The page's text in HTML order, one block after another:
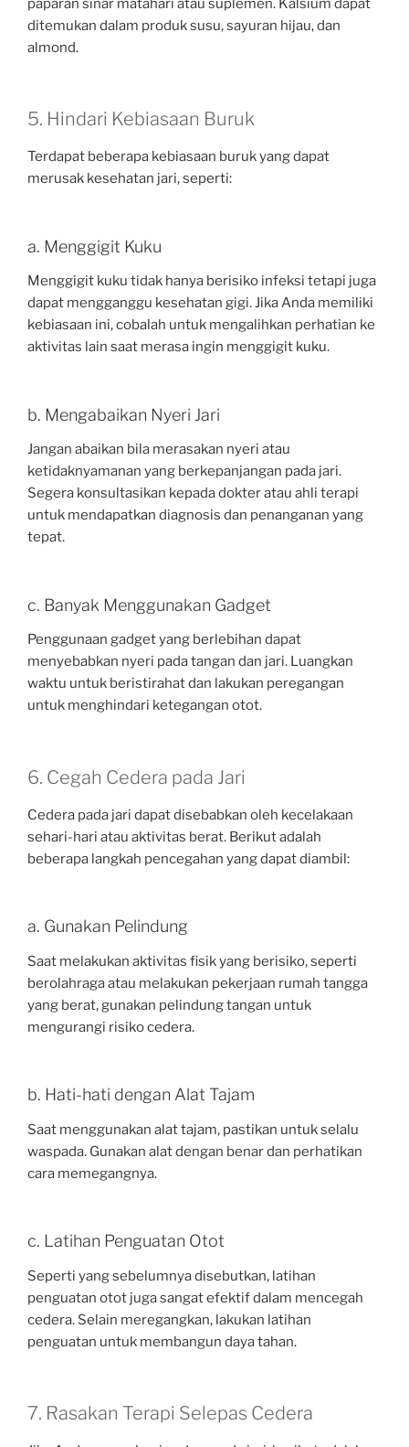
paparan sinar matahari atau suplemen. Kalsium dapat
ditemukan dalam produk susu, sayuran hijau, dan
almond.
5. Hindari Kebiasaan Buruk
Terdapat beberapa kebiasaan buruk yang dapat
merusak kesehatan jari, seperti:
a. Menggigit Kuku
Menggigit kuku tidak hanya berisiko infeksi tetapi juga
dapat mengganggu kesehatan gigi. Jika Anda memiliki
kebiasaan ini, cobalah untuk mengalihkan perhatian ke
aktivitas lain saat merasa ingin menggigit kuku.
b. Mengabaikan Nyeri Jari
Jangan abaikan bila merasakan nyeri atau
ketidaknyamanan yang berkepanjangan pada jari.
Segera konsultasikan kepada dokter atau ahli terapi
untuk mendapatkan diagnosis dan penanganan yang
tepat.
c. Banyak Menggunakan Gadget
Penggunaan gadget yang berlebihan dapat
menyebabkan nyeri pada tangan dan jari. Luangkan
waktu untuk beristirahat dan lakukan peregangan
untuk menghindari ketegangan otot.
6. Cegah Cedera pada Jari
Cedera pada jari dapat disebabkan oleh kecelakaan
sehari-hari atau aktivitas berat. Berikut adalah
beberapa langkah pencegahan yang dapat diambil:
a. Gunakan Pelindung
Saat melakukan aktivitas fisik yang berisiko, seperti
berolahraga atau melakukan pekerjaan rumah tangga
yang berat, gunakan pelindung tangan untuk
mengurangi risiko cedera.
b. Hati-hati dengan Alat Tajam
Saat menggunakan alat tajam, pastikan untuk selalu
waspada. Gunakan alat dengan benar dan perhatikan
cara memegangnya.
c. Latihan Penguatan Otot
Seperti yang sebelumnya disebutkan, latihan
penguatan otot juga sangat efektif dalam mencegah
cedera. Selain meregangkan, lakukan latihan
penguatan untuk membangun daya tahan.
7. Rasakan Terapi Selepas Cedera